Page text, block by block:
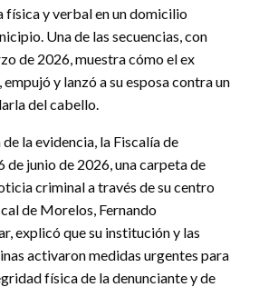
física y verbal en un domicilio
Una de las secuencias, con
de 2026, muestra cómo el ex
y lanzó a su esposa contra un
del cabello.
la evidencia, la Fiscalía de
junio de 2026, una carpeta de
criminal a través de su centro
de Morelos, Fernando
explicó que su institución y las
activaron medidas urgentes para
física de la denunciante y de